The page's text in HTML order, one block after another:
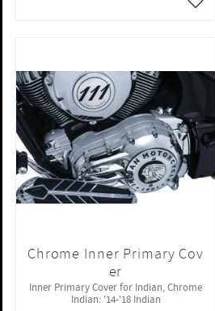
Chrome Inner Primary Cov
er
Inner Primary Cover for Indian, Chrome
Indian: '14-'18 Indian